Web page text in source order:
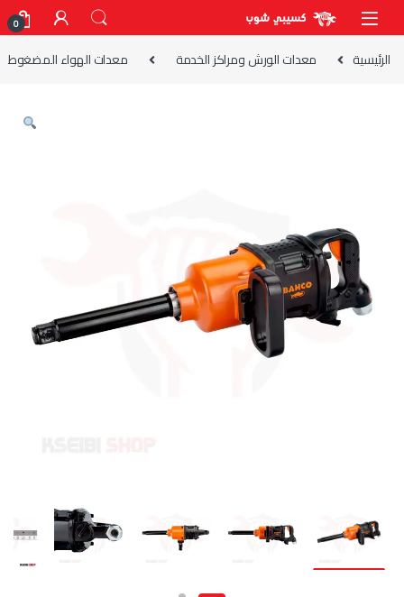
Skip to navigation
Skip to content
0
الرئيسية معدات الورش ومراكز الخدمة معدات الهواء المضغوط